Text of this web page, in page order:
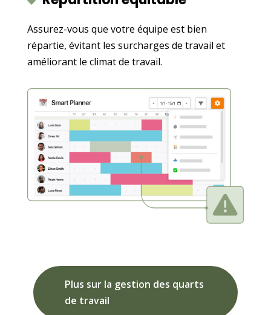
Assurez-vous que votre équipe est bien
répartie, évitant les surcharges de travail et
améliorant le climat de travail.
Plus sur la gestion des quarts
de travail